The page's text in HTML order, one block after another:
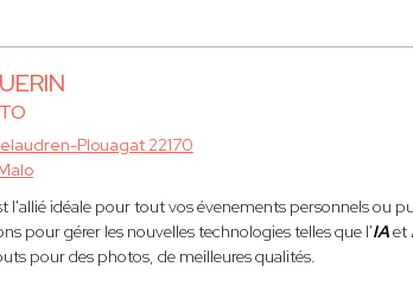
Plouagat 22170
l'allié idéale pour tout vos évenements personnels ou
pour gérer les nouvelles technologies telles que l'IAet
pour des photos, de meilleures qualités.